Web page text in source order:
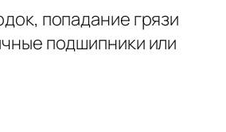
попадание грязи
подшипники или